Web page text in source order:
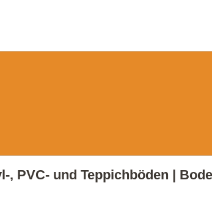
, PVC- und Teppichböden |